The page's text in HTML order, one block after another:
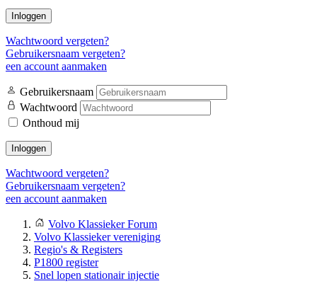
Inloggen
Wachtwoord vergeten?
Gebruikersnaam vergeten?
een account aanmaken
Gebruikersnaam
Wachtwoord
Onthoud mij
Inloggen
Wachtwoord vergeten?
Gebruikersnaam vergeten?
een account aanmaken
Volvo Klassieker Forum
Volvo Klassieker vereniging
Regio's & Registers
P1800 register
Snel lopen stationair injectie